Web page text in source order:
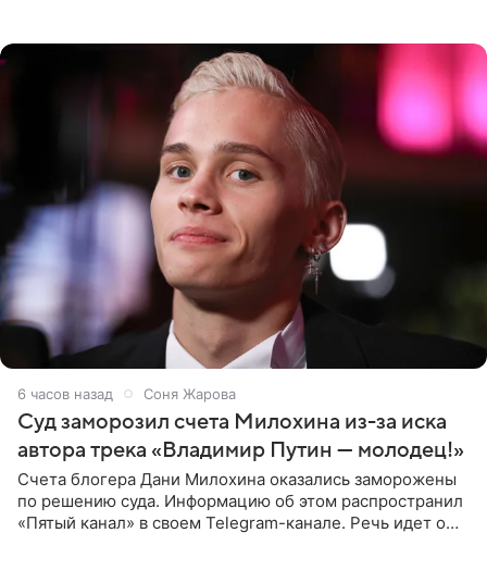
6 часов назад Соня Жарова
Суд заморозил счета Милохина из-за иска
автора трека «Владимир Путин — молодец!»
Счета блогера Дани Милохина оказались заморожены
по решению суда. Информацию об этом распространил
«Пятый канал» в своем Telegram-канале. Речь идет о